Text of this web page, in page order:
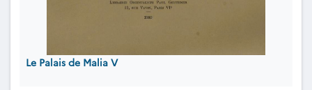
Le Palais de Malia V